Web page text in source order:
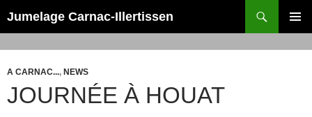
Jumelage Carnac-Illertissen
A CARNAC..., NEWS
JOURNÉE À HOUAT